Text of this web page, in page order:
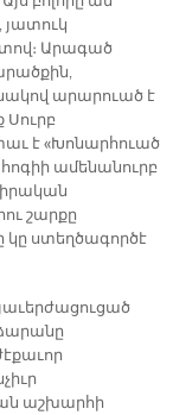
յատուկ
Արագած
արարուած է
Սուրբ
է «Խոնարհուած
ամենանուրբ
շարքը
ստեղծագործէ
աշխարհի